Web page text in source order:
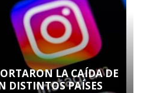
LA CAÍDA DE
DISTINTOS PAÍSES